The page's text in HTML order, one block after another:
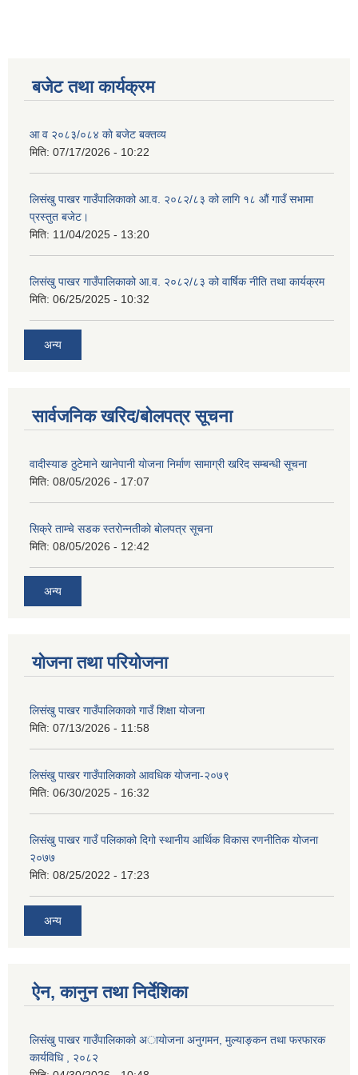
बजेट तथा कार्यक्रम
आ व २०८३/०८४ काे बजेट बक्तव्य
मिति: 07/17/2026 - 10:22
लिसंखु पाखर गाउँपालिकाको आ.व. २०८२/८३ को लागि १८ औं गाउँ सभामा
प्रस्तुत बजेट।
मिति: 11/04/2025 - 13:20
लिसंखु पाखर गाउँपालिकाको आ.व. २०८२/८३ को वार्षिक नीति तथा कार्यक्रम
मिति: 06/25/2025 - 10:32
अन्य
सार्वजनिक खरिद/बोलपत्र सूचना
वादीस्याङ ठुटेमाने खानेपानी याेजना निर्माण सामाग्री खरिद सम्बन्धी सूचना
मिति: 08/05/2026 - 17:07
सिक्रे ताम्चे सडक स्तराेन्नतीकाे बाेलपत्र सूचना
मिति: 08/05/2026 - 12:42
अन्य
योजना तथा परियोजना
लिसंखु पाखर गाउँपालिकाको गाउँ शिक्षा योजना
मिति: 07/13/2026 - 11:58
लिसंखु पाखर गाउँपालिकाको आवधिक योजना-२०७९
मिति: 06/30/2025 - 16:32
लिसंखु पाखर गाउँ पलिकाको दिगो स्थानीय आर्थिक विकास रणनीतिक योजना
२०७७
मिति: 08/25/2022 - 17:23
अन्य
ऐन, कानुन तथा निर्देशिका
लिसंखु पाखर गाउँपालिकाकाे अायाेजना अनुगमन, मुल्याङ्कन तथा फरफारक
कार्यविधि , २०८२